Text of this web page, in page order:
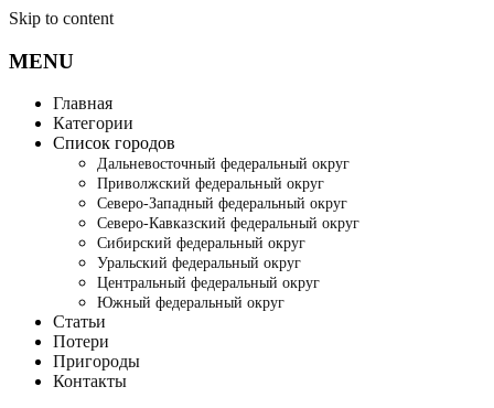
Skip to content
MENU
Главная
Категории
Список городов
Дальневосточный федеральный округ
Приволжский федеральный округ
Северо-Западный федеральный округ
Северо-Кавказский федеральный округ
Сибирский федеральный округ
Уральский федеральный округ
Центральный федеральный округ
Южный федеральный округ
Статьи
Потери
Пригороды
Контакты